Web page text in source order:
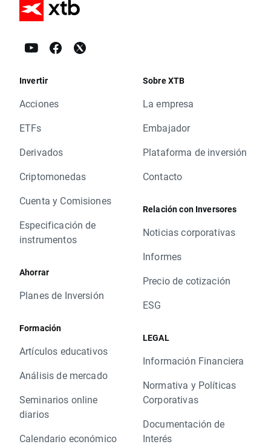
Invertir
Acciones
ETFs
Derivados
Criptomonedas
Cuenta y Comisiones
Especificación de
instrumentos
Ahorrar
Planes de Inversión
Formación
Artículos educativos
Análisis de mercado
Seminarios online
diarios
Calendario económico
Sobre XTB
La empresa
Embajador
Plataforma de inversión
Contacto
Relación con Inversores
Noticias corporativas
Informes
Precio de cotización
ESG
LEGAL
Información Financiera
Normativa y Políticas
Corporativas
Documentación de
Interés